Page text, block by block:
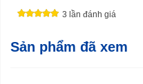
3 lần đánh giá
Sản phẩm đã xem